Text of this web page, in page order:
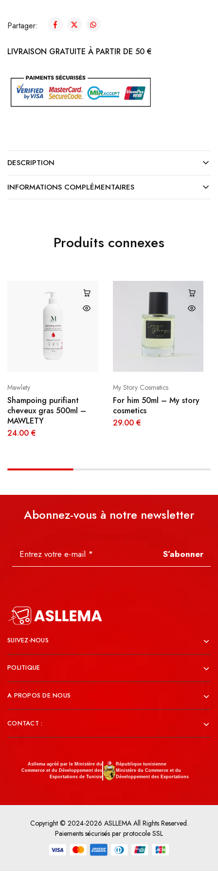
Partager:
LIVRAISON GRATUITE À PARTIR DE 50 €
DESCRIPTION
INFORMATIONS COMPLÉMENTAIRES
Produits connexes
Mawlety
Shampoing purifiant
cheveux gras 500ml –
MAWLETY
24.00 €
My Story Cosmetics
For him 50ml – My story
cosmetics
29.00 €
Abonnez-vous à notre newsletter
S’abonner
SUIVEZ-NOUS
POLITIQUE
A PROPOS DE NOUS
CONTACT :
Asllema agréé par le Ministère du
Commerce et du Développement des
Exportations de Tunisie
République tunisienne
Ministère du Commerce et du
Développement des Exportations
Copyright © 2024-2026 ASLLEMA All Rights Reserved.
Paiements sécurisés par protocole SSL